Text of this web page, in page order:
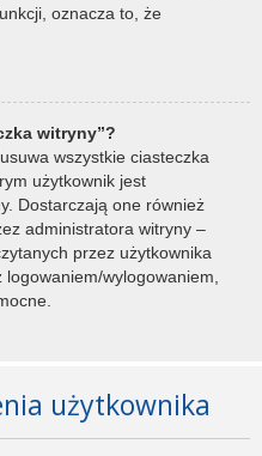
oznacza to, że
witryny”?
wszystkie ciasteczka
użytkownik jest
Dostarczają one również
administratora witryny –
przez użytkownika
wylogowaniem,
użytkownika